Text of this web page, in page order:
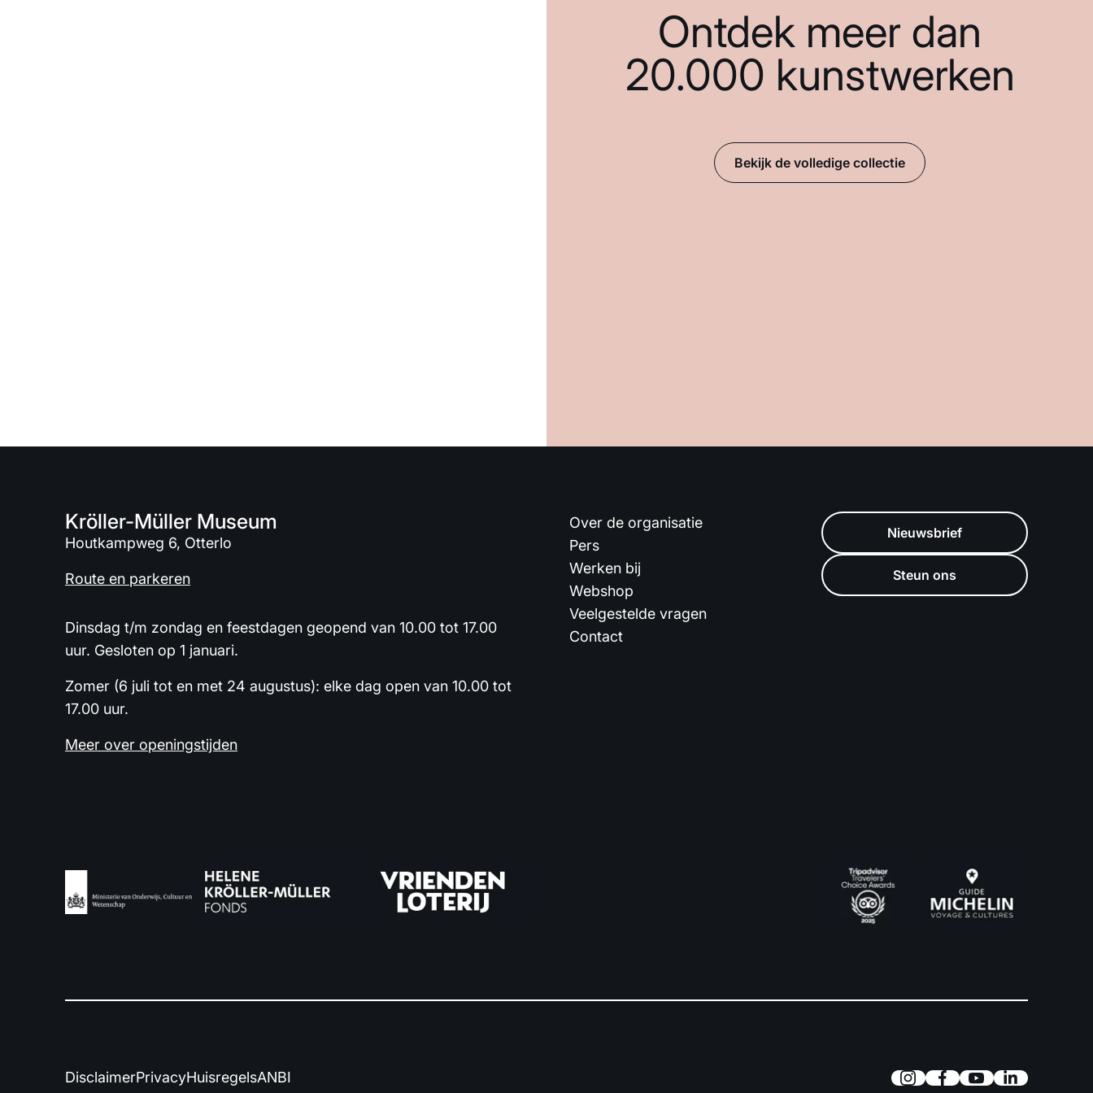
Ontdek meer dan
20.000 kunstwerken
Bekijk de volledige collectie
Kröller-Müller Museum
Houtkampweg 6, Otterlo
Route en parkeren
Dinsdag t/m zondag en feestdagen geopend van 10.00 tot 17.00
uur. Gesloten op 1 januari.
Zomer (6 juli tot en met 24 augustus): elke dag open van 10.00 tot
17.00 uur.
Meer over openingstijden
Over de organisatie
Pers
Werken bij
Webshop
Veelgestelde vragen
Contact
Nieuwsbrief
Steun ons
DisclaimerPrivacyHuisregelsANBI